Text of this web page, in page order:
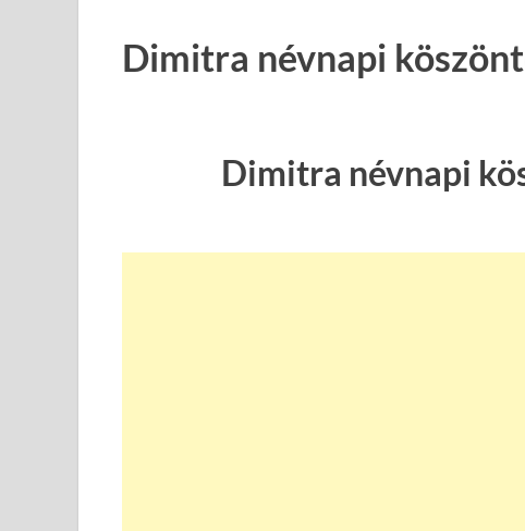
Dimitra névnapi
Dimitra névnapi